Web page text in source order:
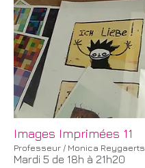
Images Imprimées 11
Professeur / Monica Reygaerts
Mardi 5 de 18h à 21h20